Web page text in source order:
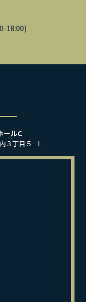
18:00)
ルC
３丁目５−１